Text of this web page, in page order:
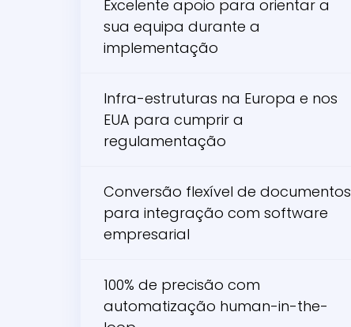
Excelente apoio para orientar a
sua equipa durante a
implementação
Infra-estruturas na Europa e nos
EUA para cumprir a
regulamentação
Conversão flexível de documentos
para integração com software
empresarial
100% de precisão com
automatização human-in-the-